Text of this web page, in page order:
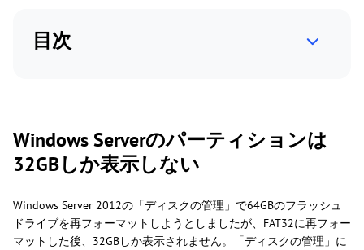
目次
Windows Serverのパーティションは
32GBしか表示しない
Windows Server 2012の「ディスクの管理」で64GBのフラッシュ
ドライブを再フォーマットしようとしましたが、FAT32に再フォー
マットした後、32GBしか表示されません。「ディスクの管理」に